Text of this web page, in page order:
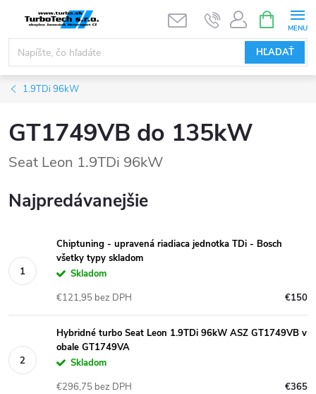
obsah
HĽADAŤ
KOŠÍK
1.9TDi 96kW
GT1749VB do 135kW
Seat Leon 1.9TDi 96kW
Najpredávanejšie
Chiptuning - upravená riadiaca jednotka TDi - Bosch
všetky typy skladom
Skladom
€150
€121,95 bez DPH
Hybridné turbo Seat Leon 1.9TDi 96kW ASZ GT1749VB v
obale GT1749VA
Skladom
€365
€296,75 bez DPH